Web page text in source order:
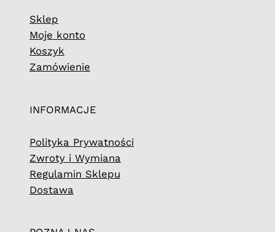
Sklep
Moje konto
Koszyk
Zamówienie
INFORMACJE
Polityka Prywatności
Zwroty i Wymiana
Regulamin Sklepu
Dostawa